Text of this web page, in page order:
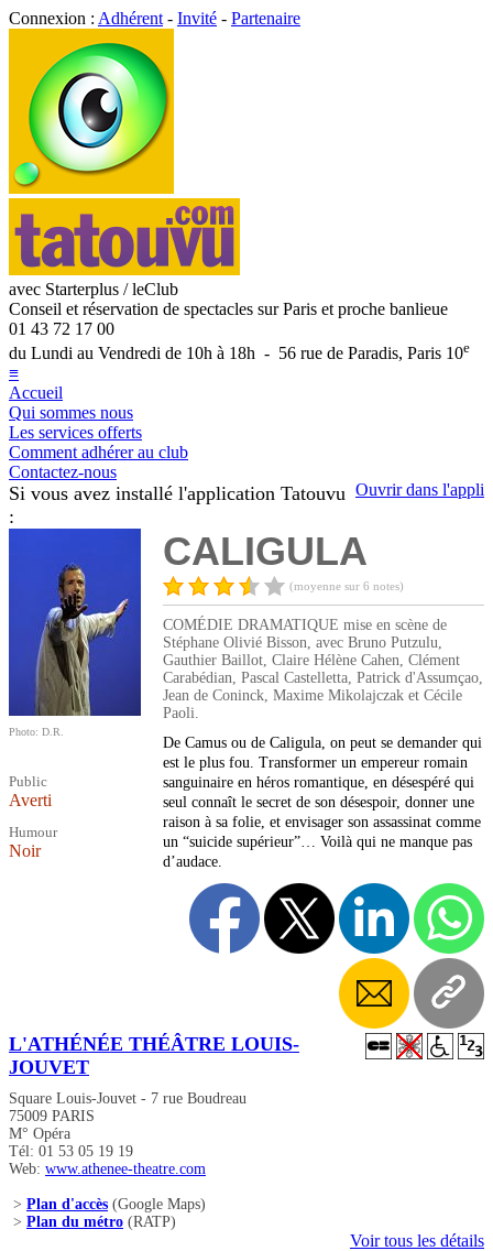
Connexion : Adhérent - Invité - Partenaire
avec Starterplus / leClub
Conseil et réservation de spectacles sur Paris et proche banlieue
01 43 72 17 00
du Lundi au Vendredi de 10h à 18h - 56 rue de Paradis, Paris 10e
≡
Accueil
Qui sommes nous
Les services offerts
Comment adhérer au club
Contactez-nous
Ouvrir dans l'appli
Si vous avez installé l'application Tatouvu
:
Photo: D.R.
Public
Averti
Humour
Noir
CALIGULA
(moyenne sur 6 notes)
COMÉDIE DRAMATIQUE mise en scène de
Stéphane Olivié Bisson, avec Bruno Putzulu,
Gauthier Baillot, Claire Hélène Cahen, Clément
Carabédian, Pascal Castelletta, Patrick d'Assumçao,
Jean de Coninck, Maxime Mikolajczak et Cécile
Paoli.
De Camus ou de Caligula, on peut se demander qui
est le plus fou. Transformer un empereur romain
sanguinaire en héros romantique, en désespéré qui
seul connaît le secret de son désespoir, donner une
raison à sa folie, et envisager son assassinat comme
un “suicide supérieur”… Voilà qui ne manque pas
d’audace.
L'ATHÉNÉE THÉÂTRE LOUIS-
JOUVET
Square Louis-Jouvet - 7 rue Boudreau
75009 PARIS
M° Opéra
Tél: 01 53 05 19 19
Web: www.athenee-theatre.com
> Plan d'accès (Google Maps)
> Plan du métro (RATP)
Voir tous les détails